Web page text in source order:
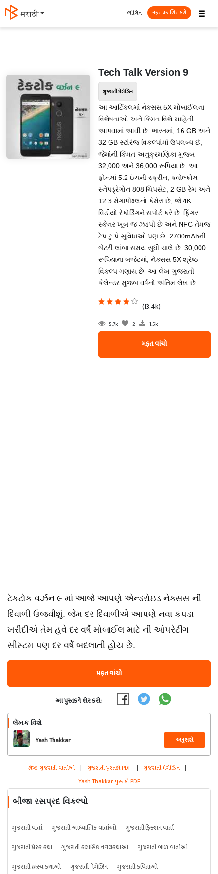
मराठी ☰
લૉગિન મફત પ્રકાશિત કરો
Tech Talk Version 9
ગુજરાતી મેગેઝિન
આ આર્ટિકલમાં નેક્સસ 5X મોબાઈલના
વિશેષતાઓ અને કિંમત વિશે માહિતી
આપવામાં આવી છે. ભારતમાં, 16 GB અને
32 GB સ્ટોરેજ વિકલ્પોમાં ઉપલબ્ધ છે,
જેમાંની કિંમત અનુક્રમણિકા મુજબ
32,000 અને 36,000 રૂપિયા છે. આ
ફોનમાં 5.2 ઇંચની સ્ક્રીન, ક્વોલ્કોમ
સ્નેપડ્રેગોન 808 ચિપસેટ, 2 GB રેમ અને
12.3 મેગાપીક્ષ્લનો કેમેરા છે, જે 4K
વિડીયો રેકોર્ડિંગને સપોર્ટ કરે છે. ફિંગર
સ્કેનર ખૂબ જ ઝડપી છે અને NFC તેમજ
ટેપ ટુ પે સુવિધાઓ પણ છે. 2700mAhની
બેટરી લાંબા સમય સુધી ચાલે છે. 30,000
રૂપિયાના બજેટમાં, નેક્સસ 5X શ્રેષ્ઠ
વિકલ્પ ગણાય છે. આ લેખ ગુજરાતી
કેલેન્ડર મુજબ વર્ષનો અંતિમ લેખ છે.
(13.4k)
5.7k 2 1.5k
મફત વાંચો
ટેકટોક વર્ઝન ૯ માં આજે આપણે એન્ડરોઇડ નેક્સસ ની
દિવાળી ઉજવીશું. જેમ દર દિવાળીએ આપણે નવા કપડા
ખરીદીએ તેમ હવે દર વર્ષે મોબાઈલ માટે ની ઓપરેટીંગ
સીસ્ટમ પણ દર વર્ષે બદલાતી હોય છે.
મફત વાંચો
આ પુસ્તકને શેર કરો:
લેખક વિશે
Yash Thakkar અનુસરો
શ્રેષ્ઠ ગુજરાતી વાર્તાઓ | ગુજરાતી પુસ્તકો PDF | ગુજરાતી મેગેઝિન |
Yash Thakkar પુસ્તકો PDF
બીજા રસપ્રદ વિકલ્પો
ગુજરાતી વાર્તા ગુજરાતી આધ્યાત્મિક વાર્તાઓ
ગુજરાતી ફિક્શન વાર્તા
ગુજરાતી પ્રેરક કથા
ગુજરાતી ક્લાસિક નવલકથાઓ
ગુજરાતી બાળ વાર્તાઓ
ગુજરાતી હાસ્ય કથાઓ
ગુજરાતી મેગેઝિન ગુજરાતી કવિતાઓ